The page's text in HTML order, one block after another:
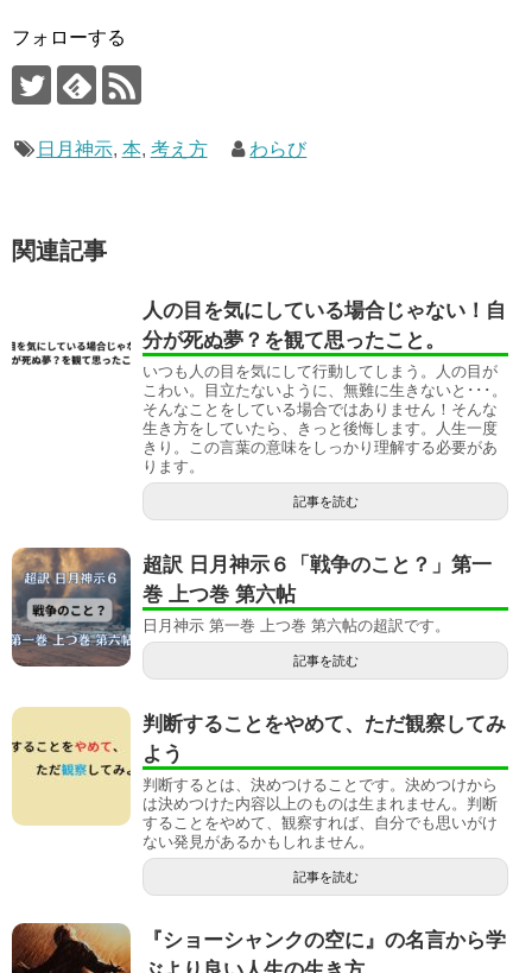
フォローする
日月神示, 本, 考え方 わらび
関連記事
人の目を気にしている場合じゃない！自
分が死ぬ夢？を観て思ったこと。
いつも人の目を気にして行動してしまう。人の目が
こわい。目立たないように、無難に生きないと･･･。
そんなことをしている場合ではありません！そんな
生き方をしていたら、きっと後悔します。人生一度
きり。この言葉の意味をしっかり理解する必要があ
ります。
記事を読む
超訳 日月神示６「戦争のこと？」第一
巻 上つ巻 第六帖
日月神示 第一巻 上つ巻 第六帖の超訳です。
記事を読む
判断することをやめて、ただ観察してみ
よう
判断するとは、決めつけることです。決めつけから
は決めつけた内容以上のものは生まれません。判断
することをやめて、観察すれば、自分でも思いがけ
ない発見があるかもしれません。
記事を読む
『ショーシャンクの空に』の名言から学